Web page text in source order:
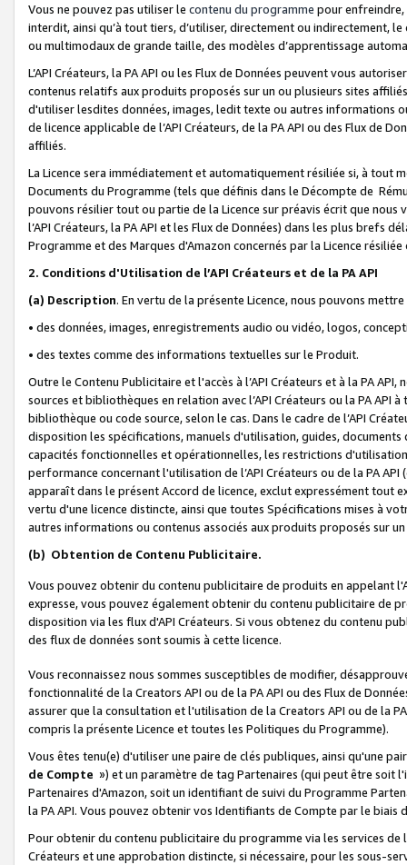
Vous ne pouvez pas utiliser le contenu du programme pour
interdit, ainsi qu’à tout tiers, d’utiliser, directement ou indirectement,
ou multimodaux de grande taille, des modèles d’apprentissage
L’API Créateurs, la PA API ou les Flux de Données peuvent vous
contenus relatifs aux produits proposés sur un ou plusieurs sites
d'utiliser lesdites données, images, ledit texte ou autres informations
de licence applicable de l’API Créateurs, de la PA API ou des Flux de
affiliés.
La Licence sera immédiatement et automatiquement résiliée si, à
Documents du Programme (tels que définis dans le Décompte de
pouvons résilier tout ou partie de la Licence sur préavis écrit que
l’API Créateurs, la PA API et les Flux de Données) dans les plus
Programme et des Marques d'Amazon concernés par la Licence
2. Conditions d'Utilisation de l’API Créateurs et de la PA API
(a) Description. En vertu de la présente Licence, nous pouvons
• des données, images, enregistrements audio ou vidéo, logos,
• des textes comme des informations textuelles sur le Produit.
Outre le Contenu Publicitaire et l'accès à l’API Créateurs et à la PA
sources et bibliothèques en relation avec l’API Créateurs ou la PA
bibliothèque ou code source, selon le cas. Dans le cadre de l’API
disposition les spécifications, manuels d'utilisation, guides,
capacités fonctionnelles et opérationnelles, les restrictions
performance concernant l'utilisation de l’API Créateurs ou de la PA
apparaît dans le présent Accord de licence, exclut expressément tout
vertu d'une licence distincte, ainsi que toutes Spécifications mises à
autres informations ou contenus associés aux produits proposés sur
(b) Obtention de Contenu Publicitaire.
Vous pouvez obtenir du contenu publicitaire de produits en appelant
expresse, vous pouvez également obtenir du contenu publicitaire de
disposition via les flux d'API Créateurs. Si vous obtenez du contenu
des flux de données sont soumis à cette licence.
Vous reconnaissez nous sommes susceptibles de modifier,
fonctionnalité de la Creators API ou de la PA API ou des Flux de
assurer que la consultation et l'utilisation de la Creators API ou de la
compris la présente Licence et toutes les Politiques du Programme).
Vous êtes tenu(e) d'utiliser une paire de clés publiques, ainsi qu'une
de Compte ») et un paramètre de tag Partenaires (qui peut être soit
Partenaires d'Amazon, soit un identifiant de suivi du Programme
la PA API. Vous pouvez obtenir vos Identifiants de Compte par le biais
Pour obtenir du contenu publicitaire du programme via les services
Créateurs et une approbation distincte, si nécessaire, pour les sous-